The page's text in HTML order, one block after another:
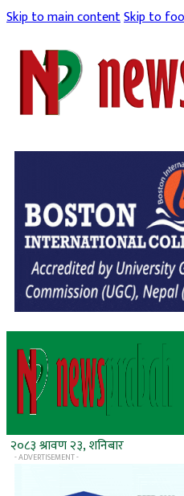
Skip to main contentSkip to
२०८३ श्रावण २३, शनिबार
- ADVERTISEMENT -